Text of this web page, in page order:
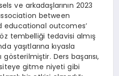
ve arkadaşlarının 2023
association between
educational outcomes’
tembelliği tedavisi almış
yaşıtlarına kıyasla
Ders başarısı,
gitme niyeti gibi